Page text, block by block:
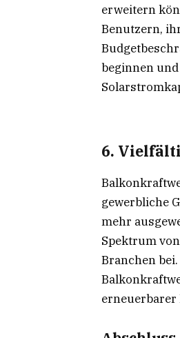
erweitern
Benutzern,
beginnen
6.
gewerbliche
mehr
Spektrum
Branchen
erneuerbarer